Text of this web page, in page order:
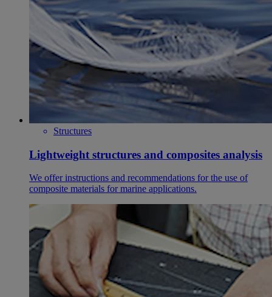
Structures
Lightweight structures and composites analysis
We offer instructions and recommendations for the use of
composite materials for marine applications.